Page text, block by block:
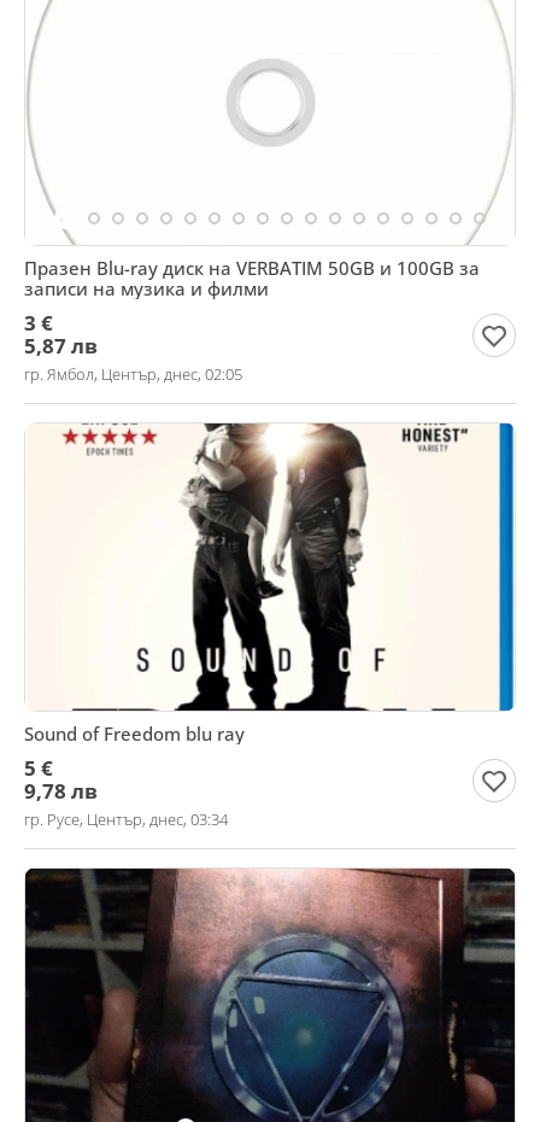
Празен Blu-ray диск на VERBATIM 50GB и 100GB за
записи на музика и филми
3 €
5,87 лв
гр. Ямбол, Център, днес, 02:05
Sound of Freedom blu ray
5 €
9,78 лв
гр. Русе, Център, днес, 03:34